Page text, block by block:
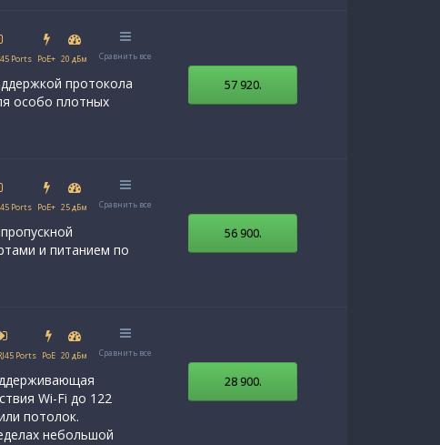
Ports PoE+ 20 дБм Сравнить все
протокола
особо плотных
57 920.
Ports PoE+ 25 дБм Сравнить все
и питанием по
56 900.
Ports PoE 20 дБм Сравнить все
Wi-Fi до 122
потолок.
небольшой
28 900.